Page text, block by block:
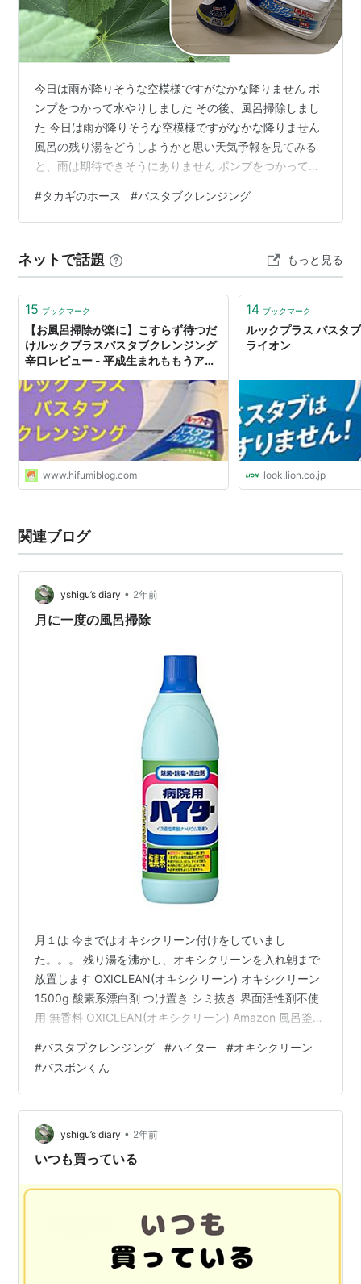
今日は雨が降りそうな空模様ですがなかな降りません ポ
ンプをつかって水やりしました その後、風呂掃除しまし
た 今日は雨が降りそうな空模様ですがなかな降りません
風呂の残り湯をどうしようかと思い天気予報を見てみる
と、雨は期待できそうにありません ポンプをつかって水
ガ-デンツイスター 15×20 20m PH02015NB020TM タカ
ギ(Takagi) Amazon タカギ(Takagi) ホース ジョイント
スをつなぐ G039FJ タカギ(Takagi) Amazon タカギ…
#タカギのホース #バスタブクレンジング
ネットで話題 もっと見る
15 ブックマーク
【お風呂掃除が楽に】こすらず待つだ
けルックプラスバスタブクレンジング
辛口レビュー - 平成生まれももうアラ
www.hifumiblog.com
14 ブックマーク
ルックプラス バスタ
ライオン
look.lion.co.jp
関連ブログ
yshigu’s diary • 2年前
月に一度の風呂掃除
月１は 今まではオキシクリーン付けをしていまし
た。。。 残り湯を沸かし、オキシクリーンを入れ朝まで
放置します OXICLEAN(オキシクリーン) オキシクリーン
1500g 酸素系漂白剤 つけ置き シミ抜き 界面活性剤不使
用 無香料 OXICLEAN(オキシクリーン) Amazon 風呂釜が
水を抜いて直接ハイターを塗り、あと水で洗うことにし
ました。 ハイターで5分程度、擦り続ける 花王8-9759-
01病院用ハイター600mL業務用【1個】(as1-8-9759-
01) アズワン(ナビス) Amazon 山崎産業 お風呂掃除 ブラ
シ 伸縮 ロ…
#バスタブクレンジング #ハイター #オキシクリーン
#バスボンくん
yshigu’s diary • 2年前
いつも買っている